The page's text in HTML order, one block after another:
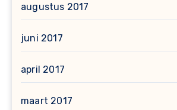
augustus 2017
juni 2017
april 2017
maart 2017